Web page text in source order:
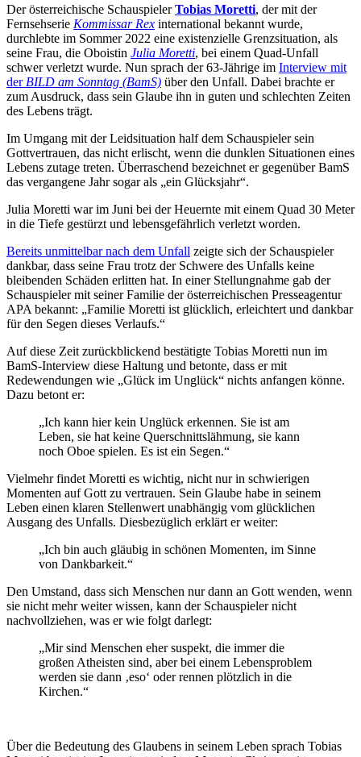
Der österreichische SchauspielerTobias Moretti, der mit der
Fernsehserie Kommissar Rex international bekannt wurde,
durchlebte im Sommer 2022 eine existenzielle Grenzsituation, als
seine Frau, die Oboistin Julia Moretti, bei einem Quad-Unfall
schwer verletzt wurde. Nun sprach der 63-Jährige im Interview mit
der BILD am Sonntag (BamS) über den Unfall. Dabei brachte er
zum Ausdruck, dass sein Glaube ihn in guten und schlechten Zeiten
des Lebens trägt.
Im Umgang mit der Leidsituation half dem Schauspieler sein
Gottvertrauen, das nicht erlischt, wenn die dunklen Situationen eines
Lebens zutage treten. Überraschend bezeichnet er gegenüber BamS
das vergangene Jahr sogar als „ein Glücksjahr“.
Julia Moretti war im Juni bei der Heuernte mit einem Quad 30 Meter
in die Tiefe gestürzt und lebensgefährlich verletzt worden.
Bereits unmittelbar nach dem Unfall zeigte sich der Schauspieler
dankbar, dass seine Frau trotz der Schwere des Unfalls keine
bleibenden Schäden erlitten hat. In einer Stellungnahme gab der
Schauspieler mit seiner Familie der österreichischen Presseagentur
APA bekannt: „Familie Moretti ist glücklich, erleichtert und dankbar
für den Segen dieses Verlaufs.“
Auf diese Zeit zurückblickend bestätigte Tobias Moretti nun im
BamS-Interview diese Haltung und betonte, dass er mit
Redewendungen wie „Glück im Unglück“ nichts anfangen könne.
Dazu betont er:
„Ich kann hier kein Unglück erkennen. Sie ist am
Leben, sie hat keine Querschnittslähmung, sie kann
noch Oboe spielen. Es ist ein Segen.“
Vielmehr findet Moretti es wichtig, nicht nur in schwierigen
Momenten auf Gott zu vertrauen. Sein Glaube habe in seinem
Leben einen klaren Stellenwert unabhängig vom glücklichen
Ausgang des Unfalls. Diesbezüglich erklärt er weiter:
„Ich bin auch gläubig in schönen Momenten, im Sinne
von Dankbarkeit.“
Den Umstand, dass sich Menschen nur dann an Gott wenden, wenn
sie nicht mehr weiter wissen, kann der Schauspieler nicht
nachvollziehen, was er wie folgt darlegt:
„Mir sind Menschen eher suspekt, die immer die
großen Atheisten sind, aber bei einem Lebensproblem
werden sie dann ‚eso‘ oder rennen plötzlich in die
Kirchen.“
Über die Bedeutung des Glaubens in seinem Leben sprach Tobias